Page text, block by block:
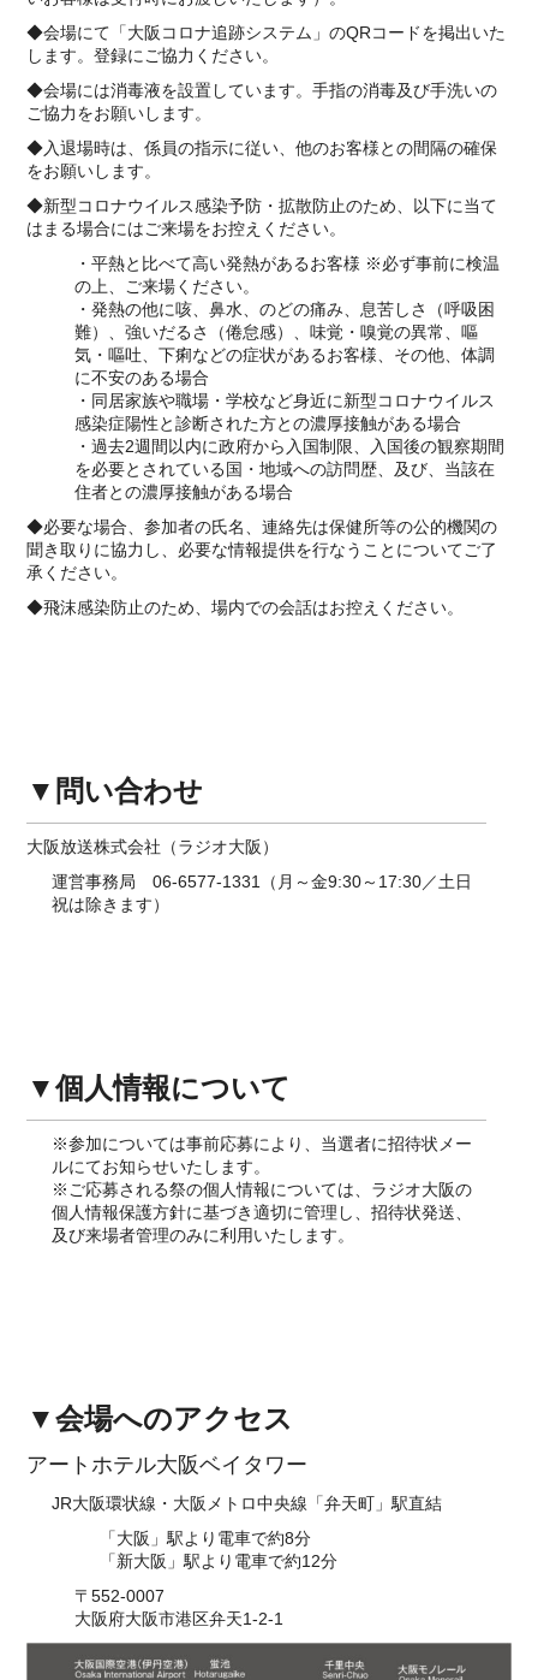
◆会場にて「大阪コロナ追跡システム」のQRコードを掲出いた
します。登録にご協力ください。
◆会場には消毒液を設置しています。手指の消毒及び手洗いの
ご協力をお願いします。
◆入退場時は、係員の指示に従い、他のお客様との間隔の確保
をお願いします。
◆新型コロナウイルス感染予防・拡散防止のため、以下に当て
はまる場合にはご来場をお控えください。
・平熱と比べて高い発熱があるお客様 ※必ず事前に検温
の上、ご来場ください。
・発熱の他に咳、鼻水、のどの痛み、息苦しさ（呼吸困
難）、強いだるさ（倦怠感）、味覚・嗅覚の異常、嘔
気・嘔吐、下痢などの症状があるお客様、その他、体調
に不安のある場合
・同居家族や職場・学校など身近に新型コロナウイルス
感染症陽性と診断された方との濃厚接触がある場合
・過去2週間以内に政府から入国制限、入国後の観察期間
を必要とされている国・地域への訪問歴、及び、当該在
住者との濃厚接触がある場合
◆必要な場合、参加者の氏名、連絡先は保健所等の公的機関の
聞き取りに協力し、必要な情報提供を行なうことについてご了
承ください。
◆飛沫感染防止のため、場内での会話はお控えください。
▼問い合わせ
大阪放送株式会社（ラジオ大阪）
運営事務局 06-6577-1331（月～金9:30～17:30／土日
祝は除きます）
▼個人情報について
※参加については事前応募により、当選者に招待状メー
ルにてお知らせいたします。
※ご応募される祭の個人情報については、ラジオ大阪の
個人情報保護方針に基づき適切に管理し、招待状発送、
及び来場者管理のみに利用いたします。
▼会場へのアクセス
アートホテル大阪ベイタワー
JR大阪環状線・大阪メトロ中央線「弁天町」駅直結
「大阪」駅より電車で約8分
「新大阪」駅より電車で約12分
〒552-0007
大阪府大阪市港区弁天1-2-1